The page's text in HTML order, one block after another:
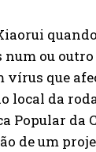
ou
que
local da
Popular da
de um